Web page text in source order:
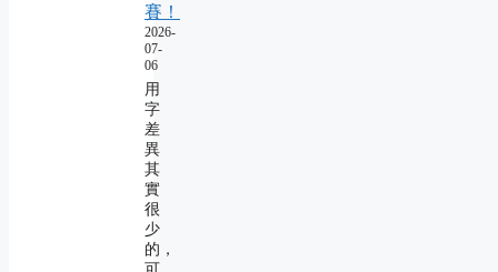
賽！
2026-
07-
06
用
字
差
異
其
實
很
少
的，